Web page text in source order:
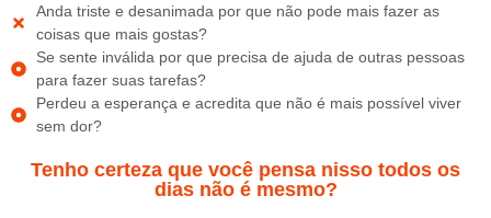
Anda triste e desanimada por que não pode mais fazer as
coisas que mais gostas?
Se sente inválida por que precisa de ajuda de outras pessoas
para fazer suas tarefas?
Perdeu a esperança e acredita que não é mais possível viver
sem dor?
Tenho certeza que você pensa nisso todos os
dias não é mesmo?